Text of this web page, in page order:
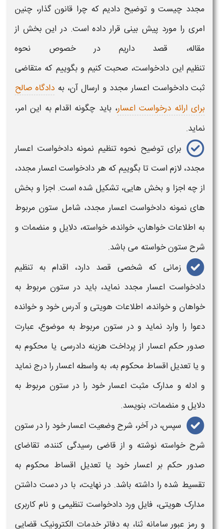
مجدد چیست و توضیح دادیم که چرا قانون گذار، چنین
امری را مورد پیش بینی قرار داده است. در این بخش از
مقاله، قصد داریم در خصوص نحوه
تنظیماین دادخواست، صحبت کنیم و بگوییم که متقاضی
ثبتدادخواست اعسار مجددو ارسال آن، به دادگاه صالح
برای ارائه درخواست اعسار،باید چگونه اقدام به این امر،
نماید.
برای توضیح نحوه تنظیم نمونه دادخواست اعسار
مجدد،لازم است تا بگوییم که هر دادخواست اعسار مجدد،
از چه اجزا و بخش هایی، تشکیل شده است. اجزا و بخش
هاینمونه دادخواست اعسار مجدد، شامل ستون مربوط
به اطلاعات خواهان، خوانده، خواسته، دلایل و منضمات و
شرح ستون خواسته می باشد.
زمانی که شخصی قصد دارد، اقدام به تنظیم
دادخواست اعسار مجدد نماید، باید در ستون مربوط به
خواهان و خوانده، اطلاعات هویتی و آدرس خود و خوانده
دعوا را وارد نماید و در ستون مربوط به موضوع، عبارت
صدور حکم اعسار از پرداخت هزینه دادرسی یا محکوم به
و یا تعدیل اقساط محکوم به، به واسطه اعساررا درج نماید
و ادله و مدارک مثبت اعسار خود را در ستون مربوط به
دلایل و منضمات، بنویسد.
سپس، در آخر، شرح وضعیت اعسارخود را در ستون
شرح خواسته نوشته و از قاضی رسیدگی کننده، تقاضای
صدور حکم بر اعسارخود یا تعدیل اقساط محکوم به
تقسیط شده را داشته باشد. در نهایت، با در دست داشتن
مدارک هویتی، فایل ورددادخواست تنظیمی و نام کاربری
و رمز عبور سامانه ثنا، به دفاتر خدمات الکترونیک قضایی